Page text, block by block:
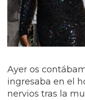
Ayer os
ingresaba en el
nervios tras la